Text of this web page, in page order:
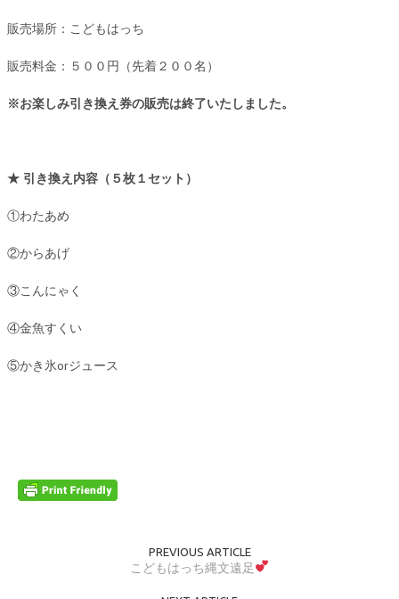
販売場所：こどもはっち
販売料金：５００円（先着２００名）
※お楽しみ引き換え券の販売は終了いたしました。
★ 引き換え内容（５枚１セット）
①わたあめ
②からあげ
③こんにゃく
④金魚すくい
⑤かき氷orジュース
PREVIOUS ARTICLE
こどもはっち縄文遠足